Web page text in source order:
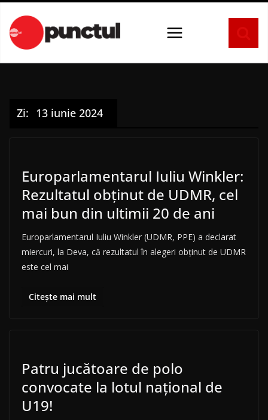
conținut
Zi: 13 iunie 2024
Europarlamentarul Iuliu Winkler:
Rezultatul obţinut de UDMR, cel
mai bun din ultimii 20 de ani
Europarlamentarul Iuliu Winkler (UDMR, PPE) a declarat
miercuri, la Deva, că rezultatul în alegeri obţinut de UDMR
este cel mai
Citește mai mult
Patru jucătoare de polo
convocate la lotul naţional de
U19!